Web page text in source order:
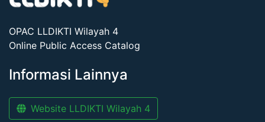
OPAC LLDIKTI Wilayah 4
Online Public Access Catalog
Informasi Lainnya
Website LLDIKTI Wilayah 4